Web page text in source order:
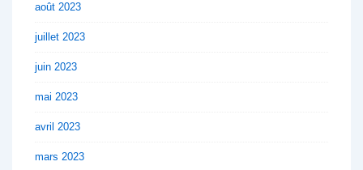
août 2023
juillet 2023
juin 2023
mai 2023
avril 2023
mars 2023